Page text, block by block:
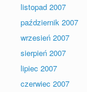
listopad 2007
październik 2007
wrzesień 2007
sierpień 2007
lipiec 2007
czerwiec 2007